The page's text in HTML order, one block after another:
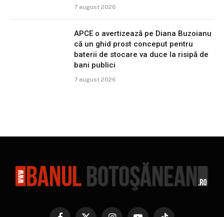
7 august 2026
APCE o avertizează pe Diana Buzoianu
că un ghid prost conceput pentru
baterii de stocare va duce la risipă de
bani publici
7 august 2026